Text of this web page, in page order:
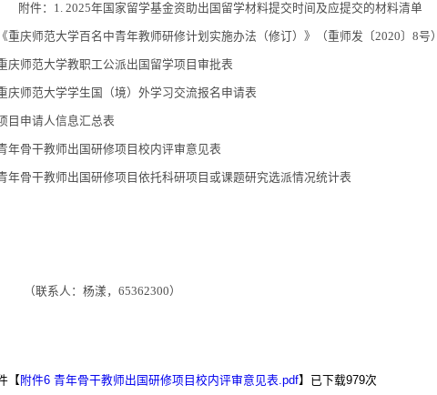
附件： 1. 2025年国家留学基金资助出国留学材料提交时间及应提交的材料清单
《重庆师范大学百名中青年教师研修计划实施办法（修订）》（重师发〔2020〕 8号）
庆师范大学教职工公派出国留学项目审批表
庆师范大学学生国（境）外学习交流报名申请表
目申请人信息汇总表
年骨干教师出国研修项目校内评审意见表
年骨干教师出国研修项目依托科研项目或课题研究选派情况统计表
（联系人：杨漾 ， 65362300）
【 附件6 青年骨干教师出国研修项目校内评审意见表.pdf】已下载979次